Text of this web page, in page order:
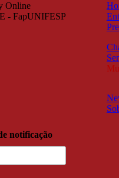
Online
- FapUNIFESP
notificação